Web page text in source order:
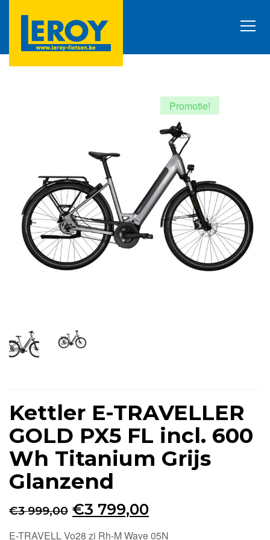
Promotie!
Kettler E-TRAVELLER
GOLD PX5 FL incl. 600
Wh Titanium Grijs
Glanzend
€3 999,00 Oorspronkelijke
prijs
€3 799,00Huidige
prijs
E-TRAVELL Vo28 zi Rh-M Wave 05N